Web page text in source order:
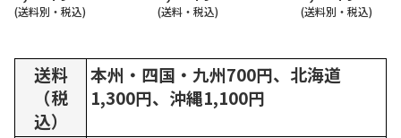
(送料別・税込) (送料・税込) (送料別・税込)
送料
（税
込）
本州・四国・九州700円、北海道
1,300円、沖縄1,100円